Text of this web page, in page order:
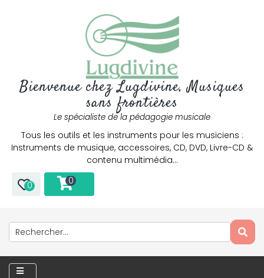
Bienvenue chez Lugdivine, Musiques
sans frontières
Le spécialiste de la pédagogie musicale
Tous les outils et les instruments pour les musiciens :
Instruments de musique, accessoires, CD, DVD, Livre-CD &
contenu multimédia…
0 0